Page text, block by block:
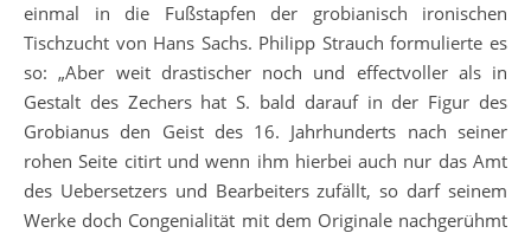
einmal in die Fußstapfen der grobianisch ironischen
Tischzucht von Hans Sachs. Philipp Strauch formulierte es
so: „Aber weit drastischer noch und effectvoller als in
Gestalt des Zechers hat S. bald darauf in der Figur des
Grobianus den Geist des 16. Jahrhunderts nach seiner
rohen Seite citirt und wenn ihm hierbei auch nur das Amt
des Uebersetzers und Bearbeiters zufällt, so darf seinem
Werke doch Congenialität mit dem Originale nachgerühmt